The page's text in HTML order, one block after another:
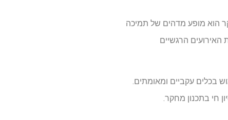
הוא מופע מדהים של תמיכה
האירועים הרגשיים
בכלים עקביים ומאומתים.
חי בתכנון מחקר.